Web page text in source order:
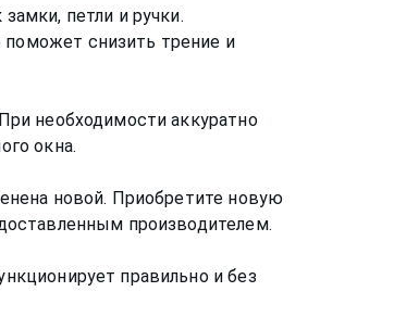
петли и ручки.
снизить трение и
необходимости аккуратно
окна.
новой. Приобретите новую
производителем.
правильно и без